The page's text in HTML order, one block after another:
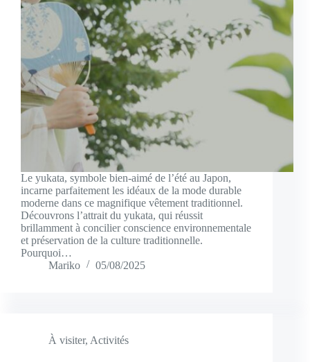
Le yukata, symbole bien-aimé de l’été au Japon,
incarne parfaitement les idéaux de la mode durable
moderne dans ce magnifique vêtement traditionnel.
Découvrons l’attrait du yukata, qui réussit
brillamment à concilier conscience environnementale
et préservation de la culture traditionnelle.
Pourquoi…
Mariko
05/08/2025
À visiter, Activités